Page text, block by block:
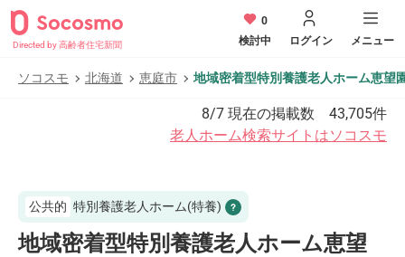
Directed by 高齢者住宅新聞
0
検討中
ログイン メニュー
ソコスモ 北海道 恵庭市 地域密着型特別養護老人ホーム恵望
8/7 現在の掲載数 43,705件
老人ホーム検索サイトはソコスモ
公共的 特別養護老人ホーム(特養)
地域密着型特別養護老人ホーム恵望